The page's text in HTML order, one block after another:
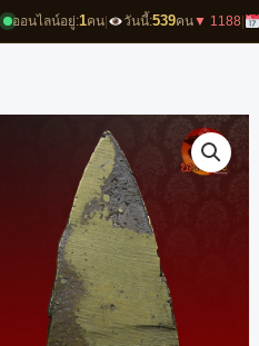
ออนไลน์อยู่:1คน วันนี้:539คน▼ 1188|